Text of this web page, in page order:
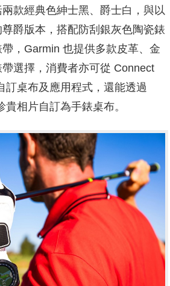
款經典色紳士黑、爵士白，與以
爵版本，搭配防刮銀灰色陶瓷錶
，Garmin 也提供多款皮革、金
選擇，消費者亦可從 Connect
訂桌布及應用程式，還能透過
相片自訂為手錶桌布。